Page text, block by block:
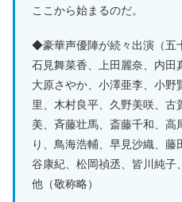
ここから始まるのだ。
◆豪華声優陣が続々出演（五
石見舞菜香、上田麗奈、内田
大原さやか、小澤亜李、小
里、木村良平、久野美咲、
美、斉藤壮馬、斎藤千和、
り、鳥海浩輔、早見沙織、
谷康紀、松岡禎丞、皆川純
他（敬称略）